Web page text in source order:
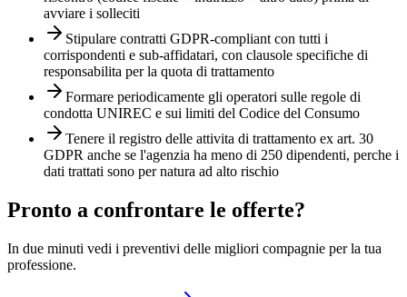
avviare i solleciti
Stipulare contratti GDPR-compliant con tutti i
corrispondenti e sub-affidatari, con clausole specifiche di
responsabilita per la quota di trattamento
Formare periodicamente gli operatori sulle regole di
condotta UNIREC e sui limiti del Codice del Consumo
Tenere il registro delle attivita di trattamento ex art. 30
GDPR anche se l'agenzia ha meno di 250 dipendenti, perche i
dati trattati sono per natura ad alto rischio
Pronto a confrontare le offerte?
In due minuti vedi i preventivi delle migliori compagnie per la tua
professione.